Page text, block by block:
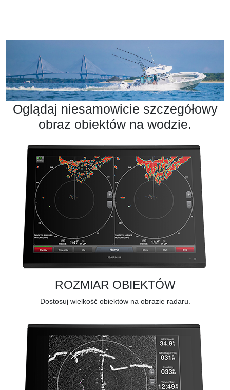
Oglądaj niesamowicie szczegółowy
obraz obiektów na wodzie.
ROZMIAR OBIEKTÓW
Dostosuj wielkość obiektów na obrazie radaru.